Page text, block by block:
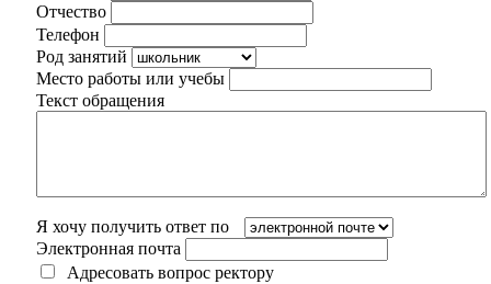
Отчество
Телефон
Род занятий
Место работы или учебы
Текст обращения
Я хочу получить ответ по
Электронная почта
Адресовать вопрос ректору